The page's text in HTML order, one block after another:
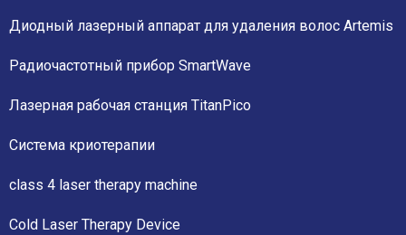
Диодный лазерный аппарат для удаления волос Artemis
Радиочастотный прибор SmartWave
Лазерная рабочая станция TitanPico
Система криотерапии
class 4 laser therapy machine
Cold Laser Therapy Device